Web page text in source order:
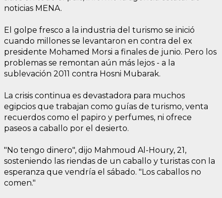
noticias MENA.
El golpe fresco a la industria del turismo se inició
cuando millones se levantaron en contra del ex
presidente Mohamed Morsi a finales de junio. Pero los
problemas se remontan aún más lejos - a la
sublevación 2011 contra Hosni Mubarak.
La crisis continua es devastadora para muchos
egipcios que trabajan como guías de turismo, venta
recuerdos como el papiro y perfumes, ni ofrece
paseos a caballo por el desierto.
"No tengo dinero", dijo Mahmoud Al-Houry, 21,
sosteniendo las riendas de un caballo y turistas con la
esperanza que vendría el sábado. "Los caballos no
comen."